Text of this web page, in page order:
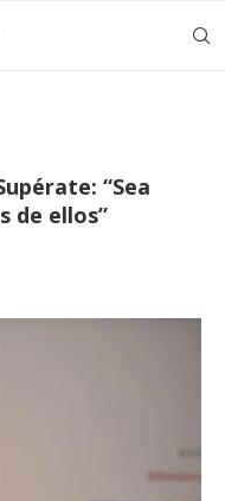
“Sea
de ellos”